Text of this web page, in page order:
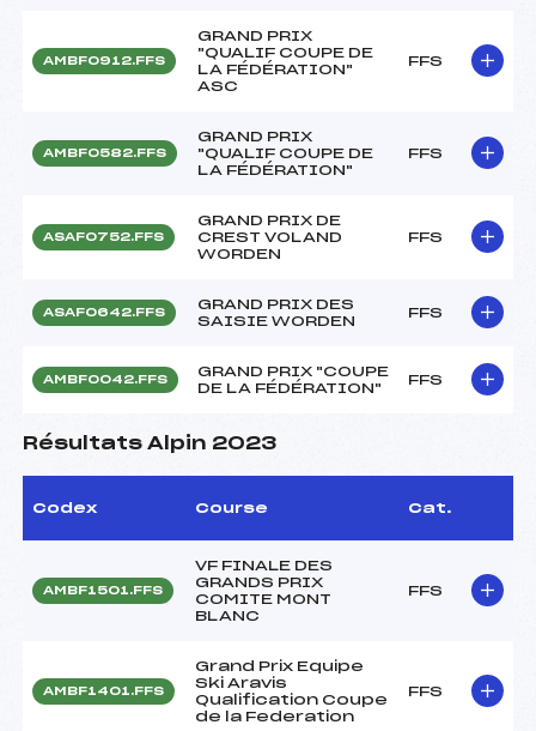
AMBF0912.FFS
GRAND PRIX
"QUALIF COUPE DE
LA FÉDÉRATION"
ASC
FFS
AMBF0582.FFS
GRAND PRIX
"QUALIF COUPE DE
LA FÉDÉRATION"
FFS
ASAF0752.FFS
GRAND PRIX DE
CREST VOLAND
WORDEN
FFS
ASAF0642.FFS
GRAND PRIX DES
SAISIE WORDEN
FFS
AMBF0042.FFS
GRAND PRIX "COUPE
DE LA FÉDÉRATION"
FFS
Résultats Alpin 2023
Codex Course Cat.
AMBF1501.FFS
VF FINALE DES
GRANDS PRIX
COMITE MONT
BLANC
FFS
AMBF1401.FFS
Grand Prix Equipe
Ski Aravis
Qualification Coupe
de la Federation
FFS